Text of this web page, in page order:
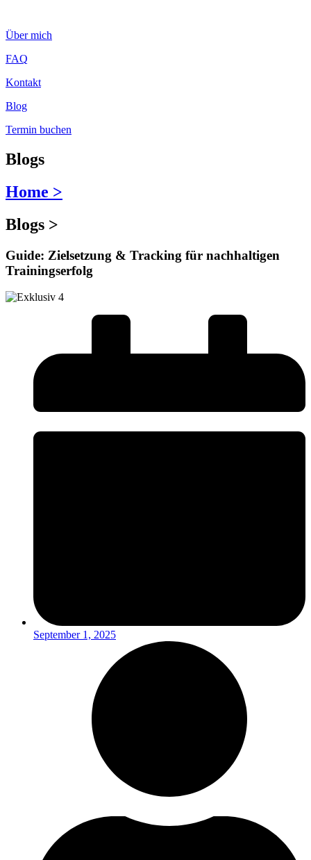
wechseln
Über mich
FAQ
Kontakt
Blog
Termin buchen
Blogs
Home >
Blogs >
Guide: Zielsetzung & Tracking für nachhaltigen
Trainingserfolg
September 1, 2025